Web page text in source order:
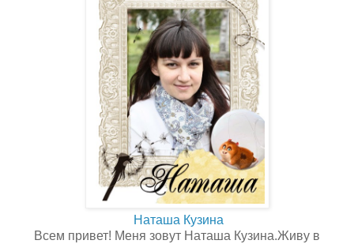
Наташа Кузина
Всем привет! Меня зовут Наташа Кузина.Живу в